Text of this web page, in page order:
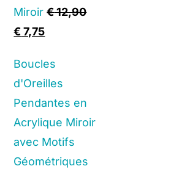
Miroir €12,90
Original
was:
€ 12,90.
€7,75Current
is:
€ 7,75.
Boucles
d'Oreilles
Pendantes en
Acrylique Miroir
avec Motifs
Géométriques